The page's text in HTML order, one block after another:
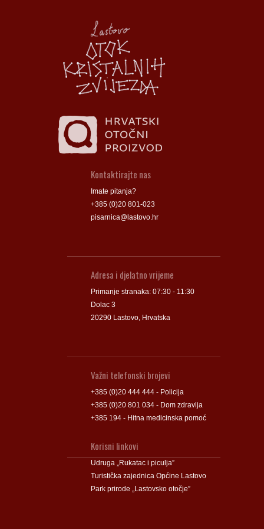
Groblje
Groblje
Kontaktirajte nas
Imate pitanja?
+385 (0)20 801-023
pisarnica@lastovo.hr
Adresa i djelatno vrijeme
Primanje stranaka: 07:30 - 11:30
Dolac 3
20290 Lastovo, Hrvatska
Važni telefonski brojevi
+385 (0)20 444 444 - Policija
+385 (0)20 801 034 - Dom zdravlja
+385 194 - Hitna medicinska pomoć
Korisni linkovi
Udruga „Rukatac i piculja”
Turistička zajednica Općine Lastovo
Park prirode „Lastovsko otočje”